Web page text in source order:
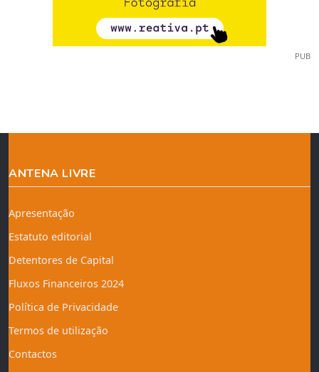
PUB
ANTENA LIVRE
Apresentação
Estatuto editorial
Detentores de Capital
Fluxos Financeiros 2024
Política de Privacidade
Termos de utilização
Contactos